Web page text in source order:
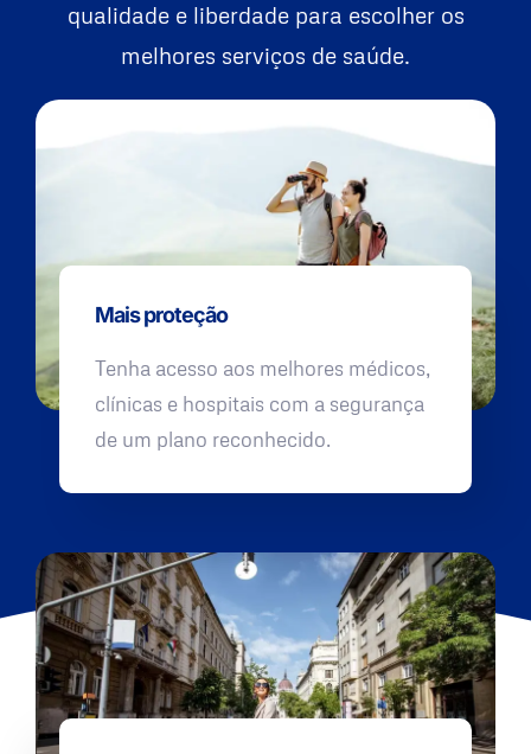
qualidade e liberdade para escolher os
melhores serviços de saúde.
Mais proteção
Tenha acesso aos melhores médicos,
clínicas e hospitais com a segurança
de um plano reconhecido.